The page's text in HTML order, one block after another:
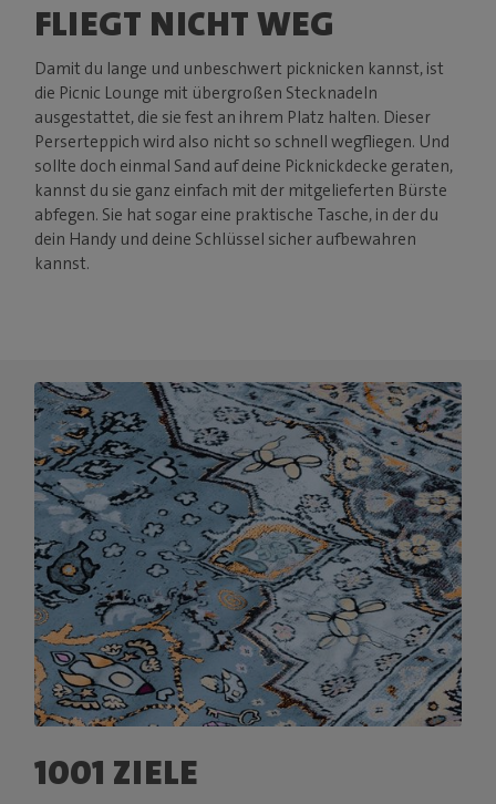
FLIEGT NICHT WEG
Damit du lange und unbeschwert picknicken kannst, ist
die Picnic Lounge mit übergroßen Stecknadeln
ausgestattet, die sie fest an ihrem Platz halten. Dieser
Perserteppich wird also nicht so schnell wegfliegen. Und
sollte doch einmal Sand auf deine Picknickdecke geraten,
kannst du sie ganz einfach mit der mitgelieferten Bürste
abfegen. Sie hat sogar eine praktische Tasche, in der du
dein Handy und deine Schlüssel sicher aufbewahren
kannst.
1001 ZIELE